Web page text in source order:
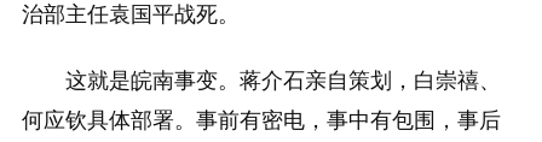
治部主任袁国平战死。
这就是皖南事变。蒋介石亲自策划，白崇禧、
何应钦具体部署。事前有密电，事中有包围，事后